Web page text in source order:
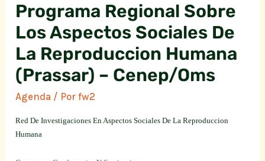
Programa Regional Sobre
Los Aspectos Sociales De
La Reproduccion Humana
(Prassar) – Cenep/Oms
Agenda / Porfw2
Red De Investigaciones En Aspectos Sociales De La Reproduccion
Humana